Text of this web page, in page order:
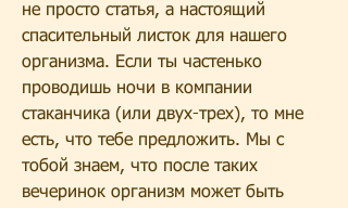
не просто статья, а настоящий
спасительный листок для нашего
организма. Если ты частенько
проводишь ночи в компании
стаканчика (или двух-трех), то мне
есть, что тебе предложить. Мы с
тобой знаем, что после таких
вечеринок организм может быть